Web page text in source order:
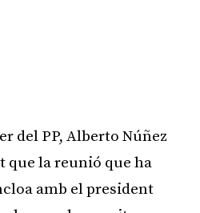
del PP, Alberto Núñez
que la reunió que ha
amb el president